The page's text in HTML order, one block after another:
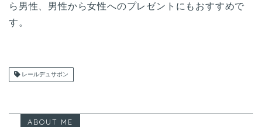
ら男性、男性から女性へのプレゼントにもおすすめで
す。
レールデュサボン
ABOUT ME